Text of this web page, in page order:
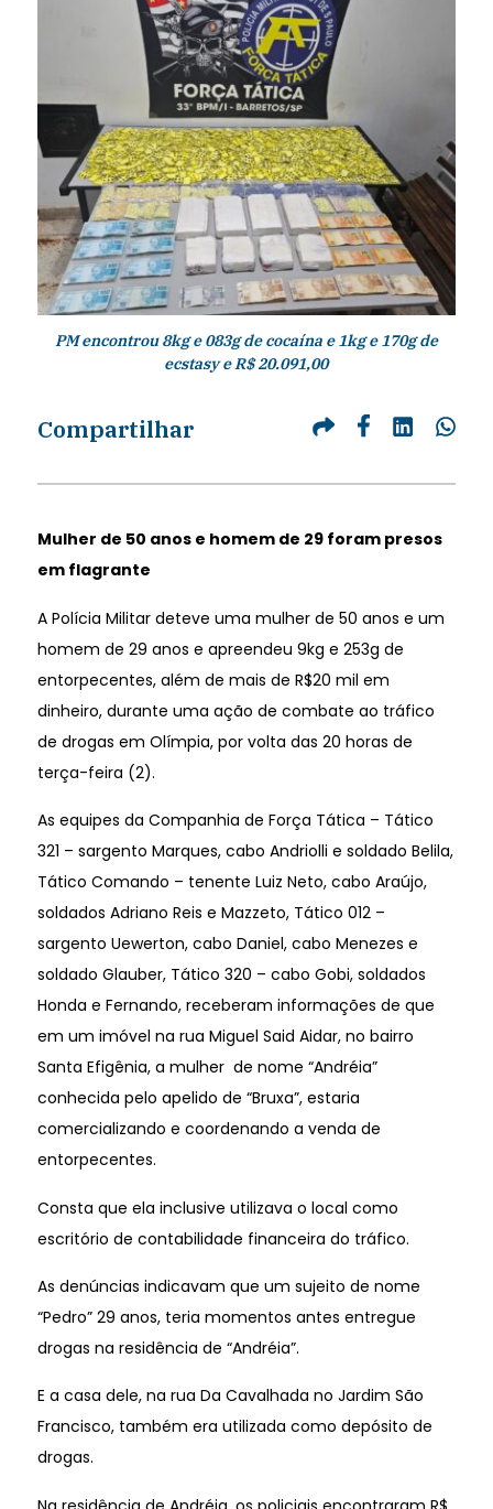
PM encontrou 8kg e 083g de cocaína e 1kg e 170g de
ecstasy e R$ 20.091,00
Compartilhar
Mulher de 50 anos e homem de 29 foram presos
em flagrante
A Polícia Militar deteve uma mulher de 50 anos e um
homem de 29 anos e apreendeu 9kg e 253g de
entorpecentes, além de mais de R$20 mil em
dinheiro, durante uma ação de combate ao tráfico
de drogas em Olímpia, por volta das 20 horas de
terça-feira (2).
As equipes da Companhia de Força Tática – Tático
321 – sargento Marques, cabo Andriolli e soldado Belila,
Tático Comando – tenente Luiz Neto, cabo Araújo,
soldados Adriano Reis e Mazzeto, Tático 012 –
sargento Uewerton, cabo Daniel, cabo Menezes e
soldado Glauber, Tático 320 – cabo Gobi, soldados
Honda e Fernando, receberam informações de que
em um imóvel na rua Miguel Said Aidar, no bairro
Santa Efigênia, a mulher de nome “Andréia”
conhecida pelo apelido de “Bruxa”, estaria
comercializando e coordenando a venda de
entorpecentes.
Consta que ela inclusive utilizava o local como
escritório de contabilidade financeira do tráfico.
As denúncias indicavam que um sujeito de nome
“Pedro” 29 anos, teria momentos antes entregue
drogas na residência de “Andréia”.
E a casa dele, na rua Da Cavalhada no Jardim São
Francisco, também era utilizada como depósito de
drogas.